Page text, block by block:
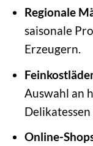
Regionale
saisonale
Erzeugern.
Auswahl an
Online-